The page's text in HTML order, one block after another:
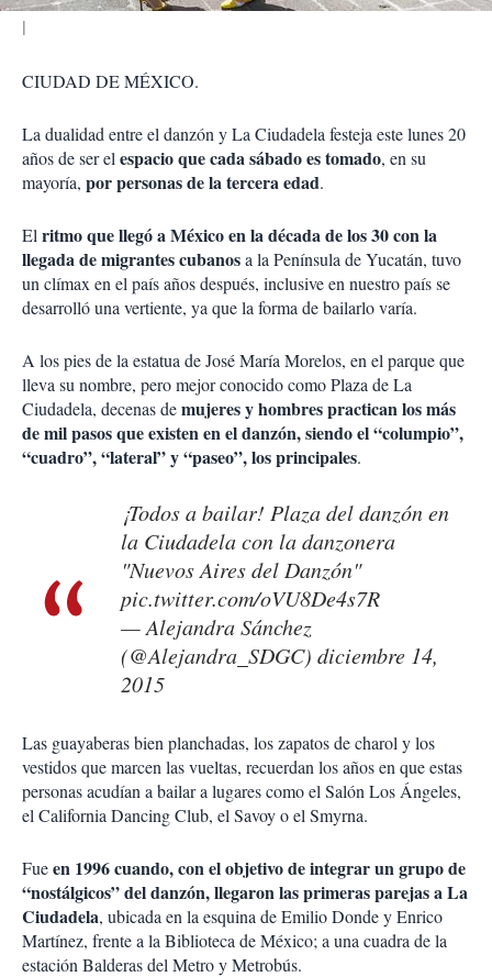
CIUDAD DE MÉXICO.
La dualidad entre el danzón y La Ciudadela festeja este lunes 20
añosde ser el espacio que cada sábado es tomado, en su
mayoría, por personas de la tercera edad.
El ritmo que llegó a México en la década de los 30 con la
llegada de migrantes cubanosa la Península de Yucatán, tuvo
un clímax en el país años después, inclusive en nuestro país se
desarrolló una vertiente, ya que la forma de bailarlo varía.
A los pies de la estatua de José María Morelos, en el parque que
lleva su nombre, pero mejor conocido como Plaza de La
Ciudadela, decenas demujeres y hombres practican los más
de mil pasos que existen en el danzón, siendo el “columpio”,
“cuadro”, “lateral” y “paseo”, los principales.
¡Todos a bailar! Plaza del danzón en
la Ciudadela con la danzonera
"Nuevos Aires del Danzón"
pic.twitter.com/oVU8De4s7R
— Alejandra Sánchez
(@Alejandra_SDGC) diciembre 14,
2015
Las guayaberas bien planchadas, los zapatos de charol y los
vestidos que marcen las vueltas, recuerdan los años en que estas
personas acudían a bailar a lugares como el Salón Los Ángeles,
el California Dancing Club, el Savoy o el Smyrna.
Fueen 1996 cuando, con el objetivo de integrar un grupo de
“nostálgicos” del danzón, llegaron las primeras parejas a La
Ciudadela, ubicada en la esquina de Emilio Donde y Enrico
Martínez, frente a la Biblioteca de México; a una cuadra de la
estación Balderas del Metro y Metrobús.